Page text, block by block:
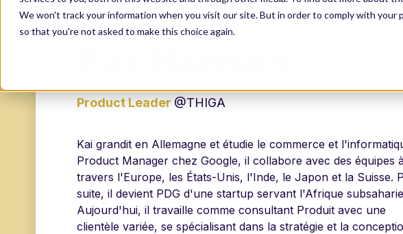
We won't track your information when you visit our site. But in order to comply with your
so that you're not asked to make this choice again.
THIGA MEDIA NOS AUTEURS KAI HANSEN
Product Leader @THIGA
Kai grandit en Allemagne et étudie le commerce et
Product Manager chez Google, il collabore avec des équipes
travers l'Europe, les États-Unis, l'Inde, le Japon et la Suisse.
suite, il devient PDG d'une startup servant l'Afrique
Aujourd'hui, il travaille comme consultant Produit avec une
clientèle variée, se spécialisant dans la stratégie et la